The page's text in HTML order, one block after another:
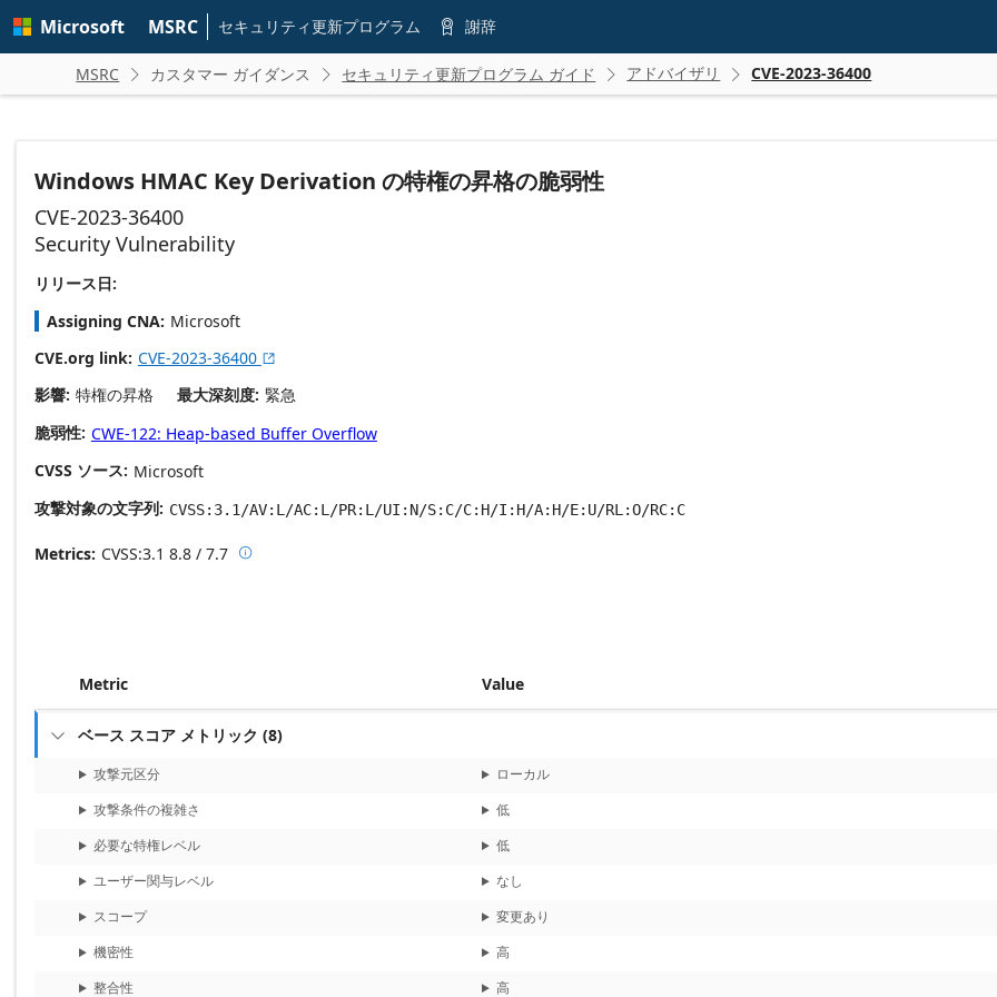
main
Microsoft MSRC セキュリティ更新プログラム  謝辞
MSRC  カスタマー ガイダンス  セキュリティ更新プログラム ガイド  アドバイザリ  CVE-2023-36400
Windows HMAC Key Derivation の特権の昇格の脆弱性
CVE-2023-36400
Security Vulnerability
リリース日:
Assigning CNA Microsoft
CVE.org link CVE-2023-36400 
影響 特権の昇格 最大深刻度 緊急
脆弱性 CWE-122: Heap-based Buffer Overflow
CVSS ソース Microsoft
攻撃対象の文字列
CVSS:3.1/AV:L/AC:L/PR:L/UI:N/S:C/C:H/I:H/A:H/E:U/RL:O/RC:C
Metrics CVSS:3.1 8.8 / 7.7 Base score metrics: 8.8 / Temporal score metrics: 7.7
Metric Value
 ベース スコア メトリック (8)
攻撃元区分
ローカル
攻撃条件の複雑さ
低
必要な特権レベル
低
ユーザー関与レベル
なし
スコープ
変更あり
機密性
高
整合性
高